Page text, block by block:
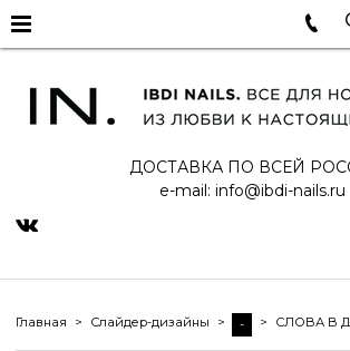
ДОСТАВКА ПО ВСЕЙ
e-mail: info@ibdi-nails.ru
Главная Слайдер-дизайны - СЛОВА В